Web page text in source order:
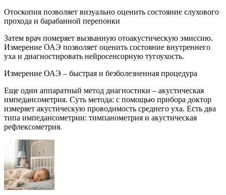
Отоскопия позволяет визуально оценить состояние слухового
прохода и барабанной перепонки
Затем врач померяет вызванную отоакустическую эмиссию.
Измерение ОАЭ позволяет оценить состояние внутреннего
уха и диагностировать нейросенсорную тугоухость.
Измерение ОАЭ – быстрая и безболезненная процедура
Еще один аппаратный метод диагностики – акустическая
импедансометрия. Суть метода: с помощью прибора доктор
измеряет акустическую проводимость среднего уха. Есть два
типа импедансометрии: тимпанометрия и акустическая
рефлексометрия.